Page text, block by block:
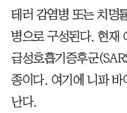
테러 감염병 또는 치명
병으로 구성된다. 현재
급성호흡기증후군
종이다. 여기에 니파 바
난다.